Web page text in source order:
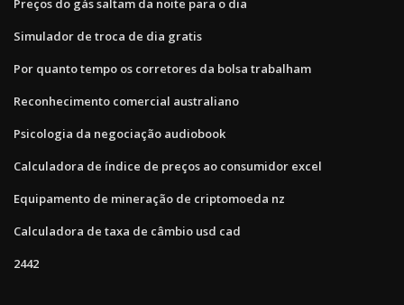
Preços do gás saltam da noite para o dia
Simulador de troca de dia gratis
Por quanto tempo os corretores da bolsa trabalham
Reconhecimento comercial australiano
Psicologia da negociação audiobook
Calculadora de índice de preços ao consumidor excel
Equipamento de mineração de criptomoeda nz
Calculadora de taxa de câmbio usd cad
2442